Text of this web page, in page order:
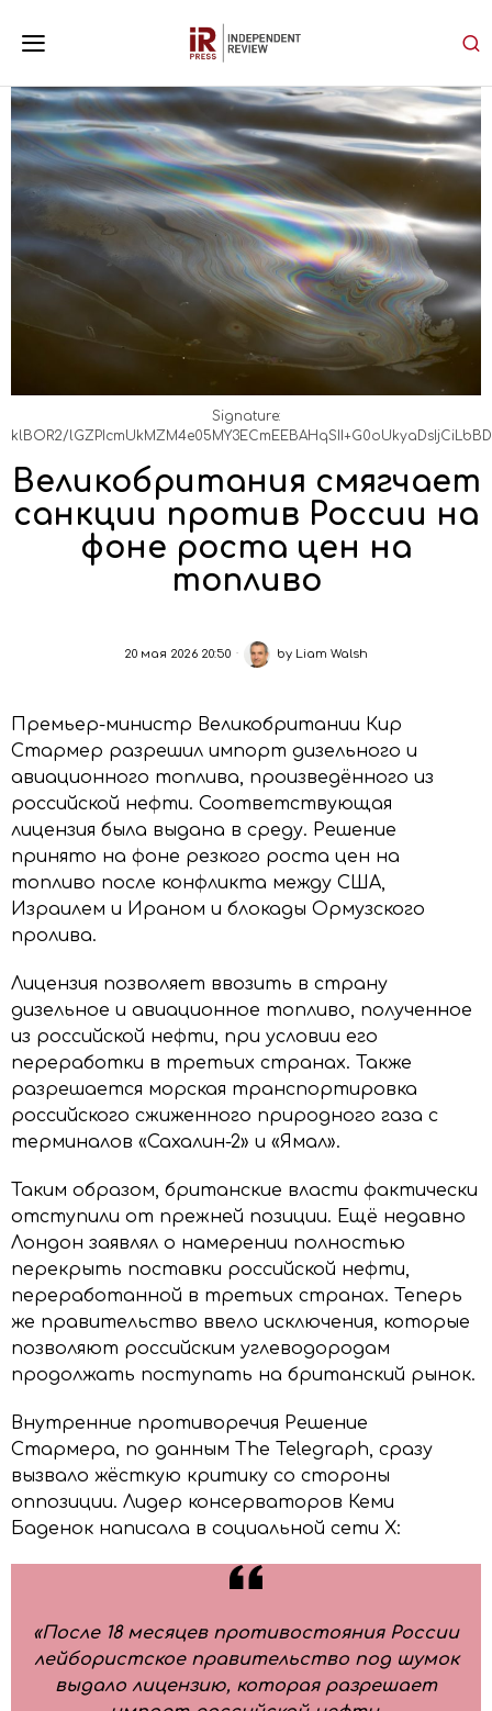
Signature:
klBOR2/
Великобритания смягчает
санкции против России на
фоне роста цен на
топливо
20 мая 2026 20:50 by Liam Walsh
Премьер-министр Великобритании Кир
Стармер разрешил импорт дизельного и
авиационного топлива, произведённого из
российской нефти. Соответствующая
лицензия была выдана в среду. Решение
принято на фоне резкого роста цен на
топливо после конфликта между США,
Израилем и Ираном и блокады Ормузского
пролива.
Лицензия позволяет ввозить в страну
дизельное и авиационное топливо, полученное
из российской нефти, при условии его
переработки в третьих странах. Также
разрешается морская транспортировка
российского сжиженного природного газа с
терминалов «Сахалин-2» и «Ямал».
Таким образом, британские власти фактически
отступили от прежней позиции. Ещё недавно
Лондон заявлял о намерении полностью
перекрыть поставки российской нефти,
переработанной в третьих странах. Теперь
же правительство ввело исключения, которые
позволяют российским углеводородам
продолжать поступать на британский рынок.
Внутренние противоречия Решение
Стармера, по данным The Telegraph, сразу
вызвало жёсткую критику со стороны
оппозиции. Лидер консерваторов Кеми
Баденок написала в социальной сети X:
«После 18 месяцев противостояния России
лейбористское правительство под шумок
выдало лицензию, которая разрешает